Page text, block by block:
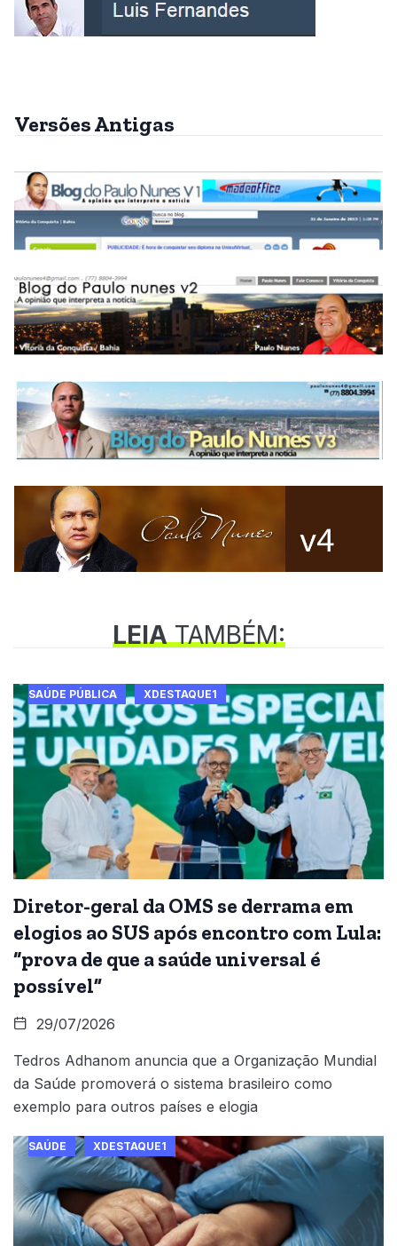
Versões Antigas
LEIATAMBÉM:
SAÚDE PÚBLICA XDESTAQUE1
Diretor-geral da OMS se derrama em
elogios ao SUS após encontro com Lula:
“prova de que a saúde universal é
possível”
29/07/2026
Tedros Adhanom anuncia que a Organização Mundial
da Saúde promoverá o sistema brasileiro como
exemplo para outros países e elogia
SAÚDE XDESTAQUE1